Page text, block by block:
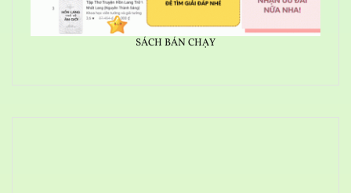
SÁCH BÁN CHẠY